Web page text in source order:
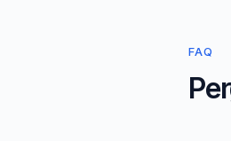
FAQ